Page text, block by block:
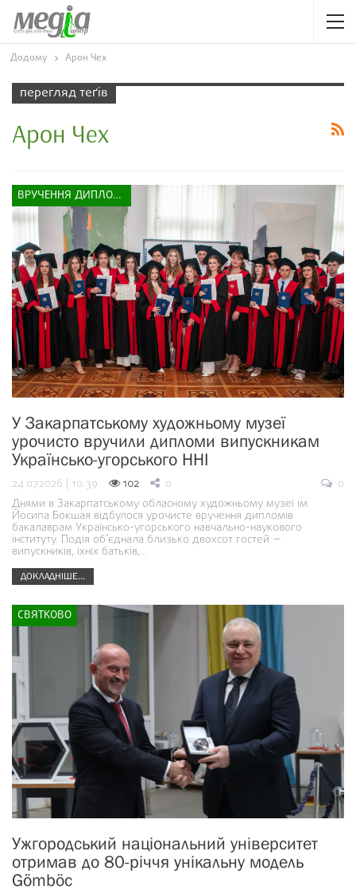
Додому Арон Чех
перегляд теґів
Арон Чех
ВРУЧЕННЯ ДИПЛОМІВ
У Закарпатському художньому музеї
урочисто вручили дипломи випускникам
Українсько-угорського ННІ
24.07.2026 | 10:39 102 0
0
Днями в Закарпатському обласному художньому музеї ім.
Йосипа Бокшая відбулося урочисте вручення дипломів
бакалаврам Українсько-угорського навчально-наукового
інституту. Подія об’єднала близько двохсот гостей —
випускників, їхніх батьків,…
ДОКЛАДНІШЕ...
СВЯТКОВО
Ужгородський національний університет
отримав до 80-річчя унікальну модель
Gömböc